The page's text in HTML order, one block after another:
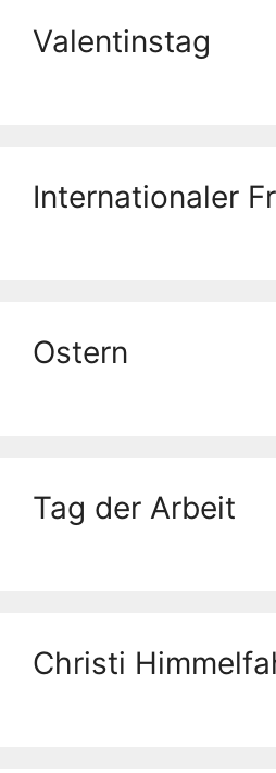
Valentinstag
Internationaler
Ostern
Tag der Arbeit
Christi